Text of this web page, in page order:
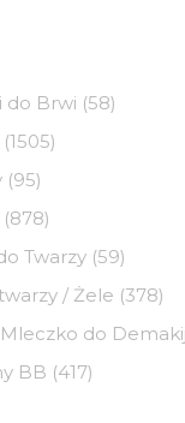
do Brwi (58)
Twarzy (59)
/ Żele (378)
do
BB (417)